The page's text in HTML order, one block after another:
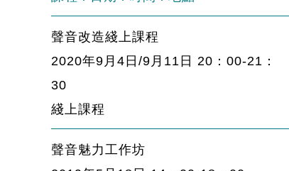
聲音改造綫上課程
2020年9月4日/9月11日 20：00-21：
30
綫上課程
聲音魅力工作坊